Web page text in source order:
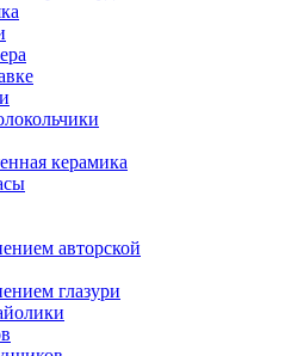
керамика
авторской
глазури